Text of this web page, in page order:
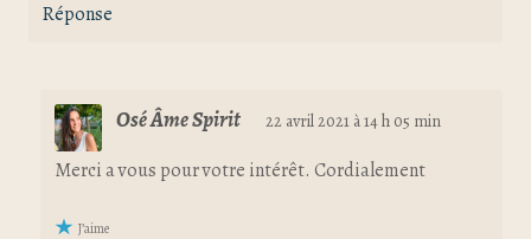
Réponse
Osé Âme Spirit 22 avril 2021 à 14 h 05 min
Merci a vous pour votre intérêt. Cordialement
J’aime